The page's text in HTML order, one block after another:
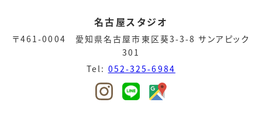
名古屋スタジオ
〒461-0004 愛知県名古屋市東区葵3-3-8 サンアピック
301
Tel: 052-325-6984